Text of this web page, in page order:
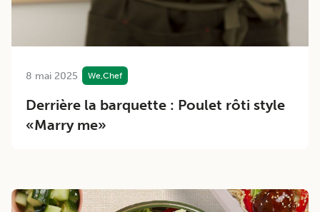
8 mai 2025 We,Chef
Derrière la barquette : Poulet rôti style
«Marry me»